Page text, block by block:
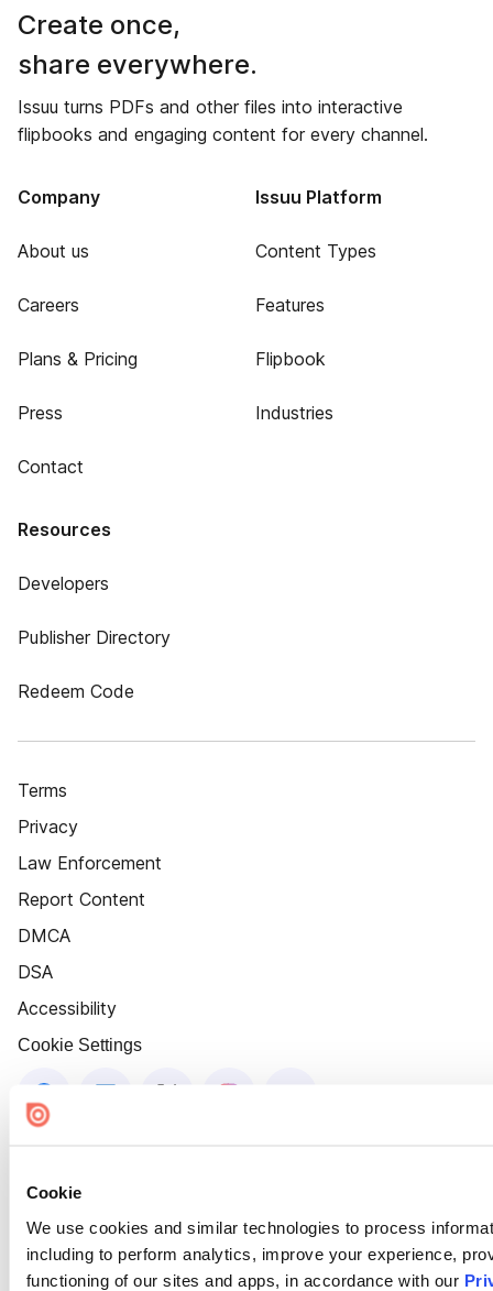
Cookie
We use cookies and similar technologies to process
including to perform analytics, improve your experience,
functioning of our sites and apps, in accordance with our
Create once,
share everywhere.
Issuu turns PDFs and other files into interactive
flipbooks and engaging content for every channel.
Company
About us
Careers
Plans & Pricing
Press
Contact
Issuu Platform
Content Types
Features
Flipbook
Industries
Resources
Developers
Publisher Directory
Redeem Code
Terms
Privacy
Law Enforcement
Report Content
DMCA
DSA
Accessibility
Cookie Settings